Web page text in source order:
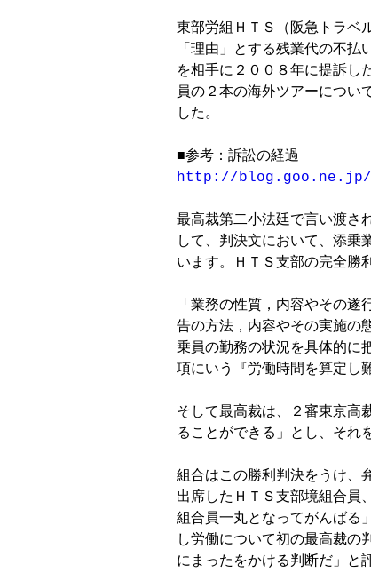
東部労組ＨＴＳ（阪急トラベ
「理由」とする残業代の不
を相手に２００８年に提訴し
員の２本の海外ツアーについ
した。
http://blog.goo.ne.jp/
最高裁第二小法廷で言い渡さ
して、判決文において、添乗
います。ＨＴＳ支部の完全勝
「業務の性質，内容やその
告の方法，内容やその実施の
乗員の勤務の状況を具体的に
項にいう『労働時間を算定し
そして最高裁は、２審東京高
ることができる」とし、それ
組合はこの勝利判決をうけ、
出席したＨＴＳ支部境組合員
組合員一丸となってがんばる
し労働について初の最高裁の
にまったをかける判断だ」と